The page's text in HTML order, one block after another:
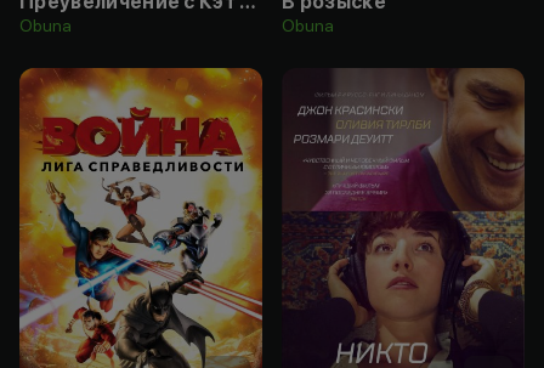
Obuna Obuna